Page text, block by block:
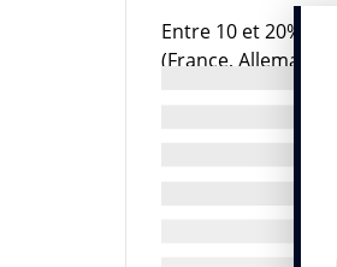
Entre 10 et 20%
(France,
utilisent un
Durcissement
recherche de
expliquent ce